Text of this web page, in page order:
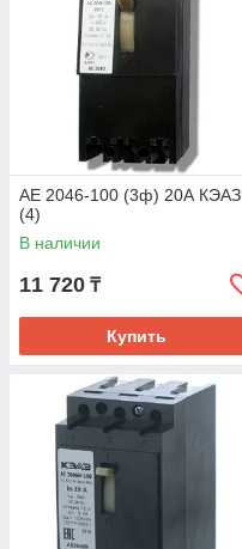
АЕ 2046-100 (3ф) 20А КЭАЗ
(4)
В наличии
11 720 ₸
Купить